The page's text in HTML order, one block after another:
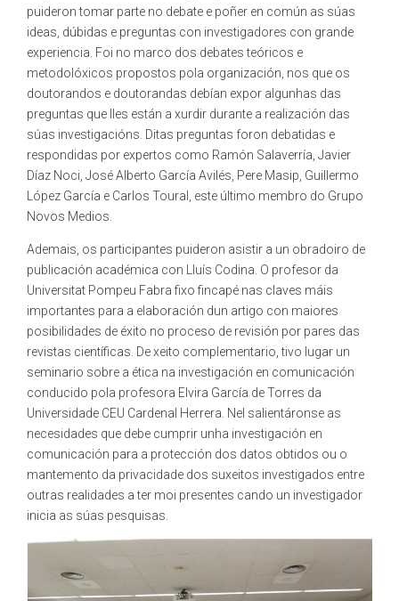
puideron tomar parte no debate e poñer en común as súas
ideas, dúbidas e preguntas con investigadores con grande
experiencia. Foi no marco dos debates teóricos e
metodolóxicos propostos pola organización, nos que os
doutorandos e doutorandas debían expor algunhas das
preguntas que lles están a xurdir durante a realización das
súas investigacións. Ditas preguntas foron debatidas e
respondidas por expertos como Ramón Salaverría, Javier
Díaz Noci, José Alberto García Avilés, Pere Masip, Guillermo
López García e Carlos Toural, este último membro do Grupo
Novos Medios.
Ademais, os participantes puideron asistir a un obradoiro de
publicación académica con Lluís Codina. O profesor da
Universitat Pompeu Fabra fixo fincapé nas claves máis
importantes para a elaboración dun artigo con maiores
posibilidades de éxito no proceso de revisión por pares das
revistas científicas. De xeito complementario, tivo lugar un
seminario sobre a ética na investigación en comunicación
conducido pola profesora Elvira García de Torres da
Universidade CEU Cardenal Herrera. Nel salientáronse as
necesidades que debe cumprir unha investigación en
comunicación para a protección dos datos obtidos ou o
mantemento da privacidade dos suxeitos investigados entre
outras realidades a ter moi presentes cando un investigador
inicia as súas pesquisas.